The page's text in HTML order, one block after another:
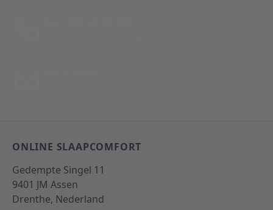
ONLINE SLAAPCOMFORT
Gedempte Singel 11
9401 JM Assen
Drenthe, Nederland